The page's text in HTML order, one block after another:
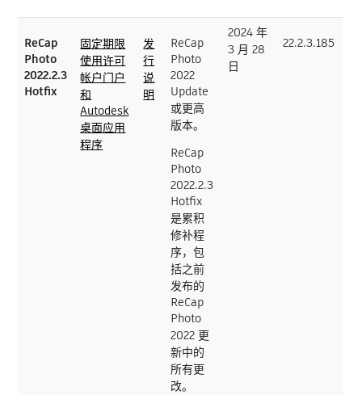
ReCap
Photo
2022.2.3
Hotfix
固定期限
使用许可
帐户门户
和
Autodesk
桌面应用
程序
发
行
说
明
ReCap
Photo
2022
Update
或更高
版本。
ReCap
Photo
2022.2.3
Hotfix
是累积
修补程
序，包
括之前
发布的
ReCap
Photo
2022 更
新中的
所有更
改。
2024 年
3 月 28
日
22.2.3.185